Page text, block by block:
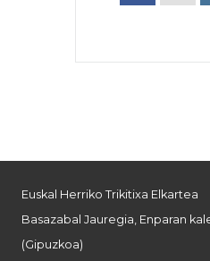
Euskal Herriko Trikitixa Elkartea
Basazabal Jauregia, Enparan
(Gipuzkoa)